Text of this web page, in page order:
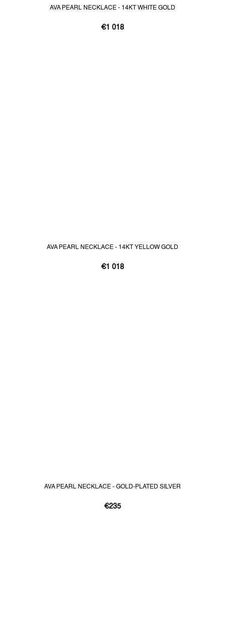
AVA PEARL NECKLACE - 14KT WHITE GOLD
€1 018
AVA PEARL NECKLACE - 14KT YELLOW GOLD
€1 018
AVA PEARL NECKLACE - GOLD-PLATED SILVER
€235